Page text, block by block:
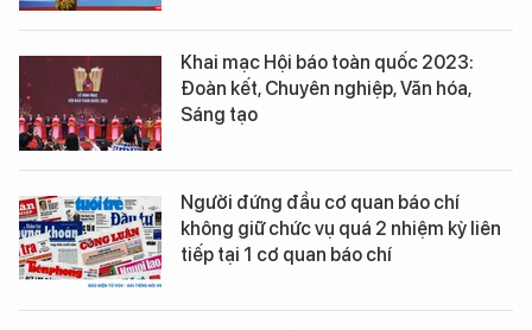
Khai mạc Hội báo toàn quốc 2023:
Đoàn kết, Chuyên nghiệp, Văn hóa,
Sáng tạo
Người đứng đầu cơ quan báo chí
không giữ chức vụ quá 2 nhiệm kỳ liên
tiếp tại 1 cơ quan báo chí